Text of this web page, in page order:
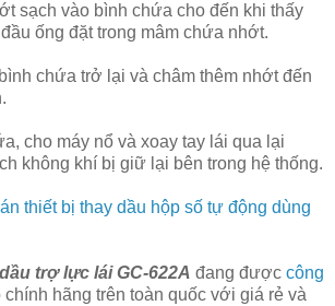
sạch vào bình chứa cho đến khi thấy
ống đặt trong mâm chứa nhớt.
chứa trở lại và châm thêm nhớt đến
cho máy nổ và xoay tay lái qua lại
không khí bị giữ lại bên trong hệ thống.
thiết bị thay dầu hộp số tự động dùng
trợ lực lái GC-622A đang được công
chính hãng trên toàn quốc với giá rẻ và